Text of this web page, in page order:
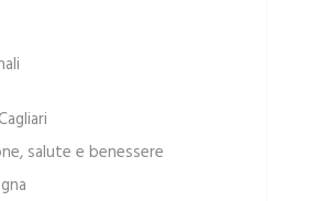
salute e benessere